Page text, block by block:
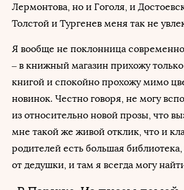
Лермонтова, но и Гоголя, и
Толстой и Тургенев меня так не
Я вообще не поклонница
– в книжный магазин прихожу
книгой и спокойно прохожу мимо
новинок. Честно говоря, не могу
из относительно новой прозы, что
мне такой же живой отклик, что и
родителей есть большая
от дедушки, и там я всегда могу